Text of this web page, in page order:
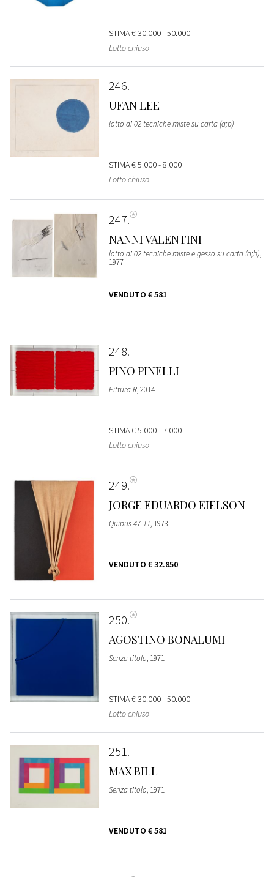
STIMA€ 30.000 - 50.000
Lotto chiuso
246
UFAN LEE
lotto di 02 tecniche miste su carta (a;b)
STIMA€ 5.000 - 8.000
Lotto chiuso
247
NANNI VALENTINI
lotto di 02 tecniche miste e gesso su carta (a;b),
1977
VENDUTO € 581
248
PINO PINELLI
Pittura R, 2014
STIMA€ 5.000 - 7.000
Lotto chiuso
249
JORGE EDUARDO EIELSON
Quipus 47-1T, 1973
VENDUTO € 32.850
250
AGOSTINO BONALUMI
Senza titolo, 1971
STIMA€ 30.000 - 50.000
Lotto chiuso
251
MAX BILL
Senza titolo, 1971
VENDUTO € 581